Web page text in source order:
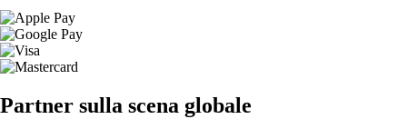
Partner sulla scena globale